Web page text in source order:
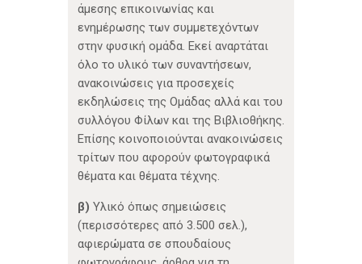
άμεσης επικοινωνίας και
ενημέρωσης των συμμετεχόντων
στην φυσική ομάδα. Εκεί αναρτάται
όλο το υλικό των συναντήσεων,
ανακοινώσεις για προσεχείς
εκδηλώσεις της Ομάδας αλλά και του
συλλόγου Φίλων και της Βιβλιοθήκης.
Επίσης κοινοποιούνται ανακοινώσεις
τρίτων που αφορούν φωτογραφικά
θέματα και θέματα τέχνης.
β) Υλικό όπως σημειώσεις
(περισσότερες από 3.500 σελ.),
αφιερώματα σε σπουδαίους